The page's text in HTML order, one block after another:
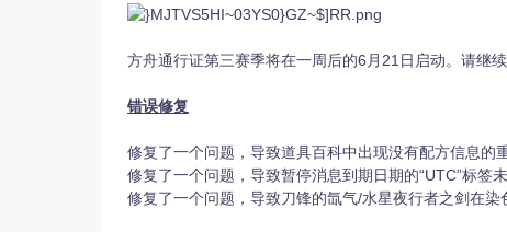
方舟通行证第三赛季将在一周后的6月21日启动。请继
错误修复
修复了一个问题，导致道具百科中出现没有配方信息的
修复了一个问题，导致暂停消息到期日期的“UTC”标签未
修复了一个问题，导致刀锋的氙气/水星夜行者之剑在染